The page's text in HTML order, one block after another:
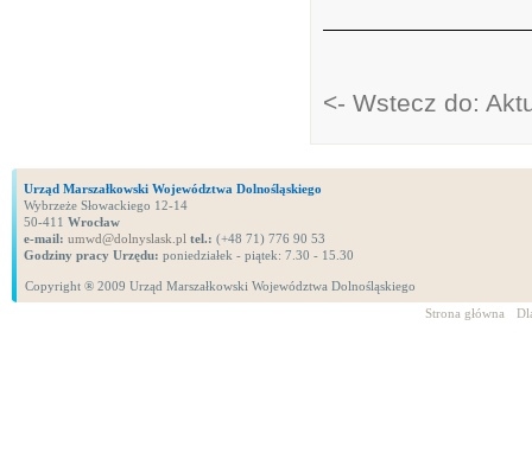
<- Wstecz do:
Urząd Marszałkowski Województwa Dolnośląskiego
Wybrzeże Słowackiego 12-14
50-411 Wrocław
e-mail: umwd@dolnyslask.pl tel.: (+48 71) 776 90 53
Godziny pracy Urzędu: poniedziałek - piątek: 7.30 - 15.30
Copyright ® 2009 Urząd Marszałkowski Województwa Dolnośląskiego
Strona główna